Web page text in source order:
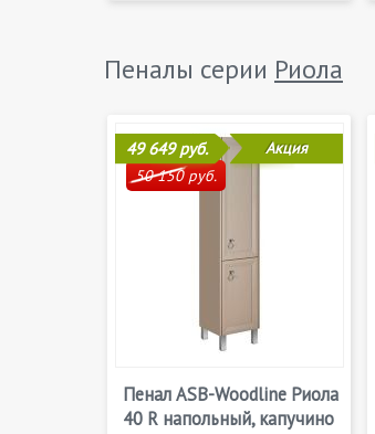
Пеналы серии Риола
49 649 руб.
50 150 руб.
Акция
Пенал ASB-Woodline Риола
40 R напольный, капучино